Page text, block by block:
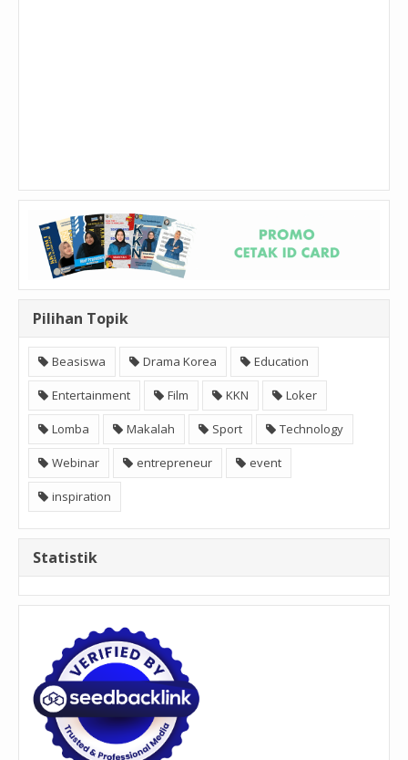
Pilihan Topik
Beasiswa Drama Korea Education
Entertainment Film KKN Loker
Lomba Makalah Sport Technology
Webinar entrepreneur event
inspiration
Statistik